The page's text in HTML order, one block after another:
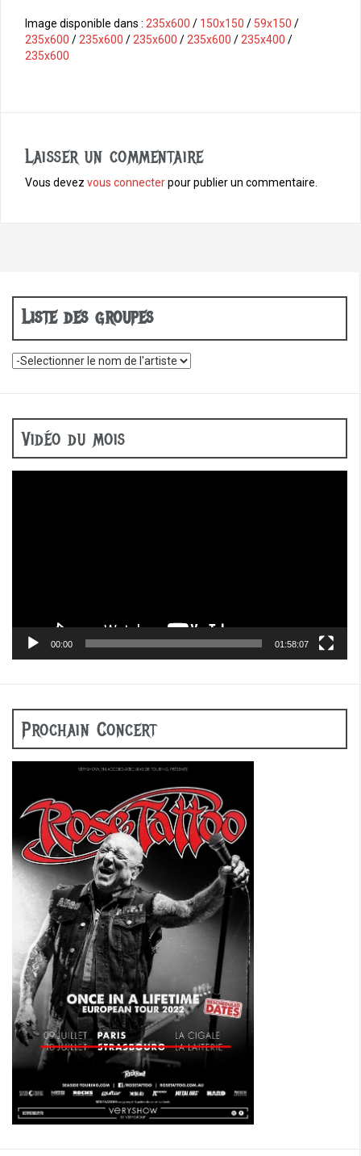
c
e
b
Image disponible dans : 235x600 / 150x150 / 59x150 /
235x600 / 235x600 / 235x600 / 235x600 / 235x400 /
235x600
Laisser un commentaire
Vous devez vous connecterpour publier un commentaire.
Liste des groupes
Vidéo du mois
00:00 01:58:07
Prochain Concert